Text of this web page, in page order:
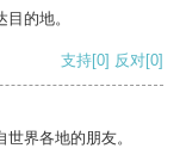
的地。
支持[0] 反对[0]
界各地的朋友。